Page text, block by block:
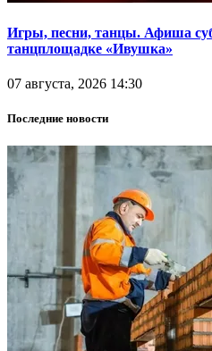
Игры, песни, танцы. Афиша
танцплощадке «Ивушка»
07 августа, 2026 14:30
Последние новости